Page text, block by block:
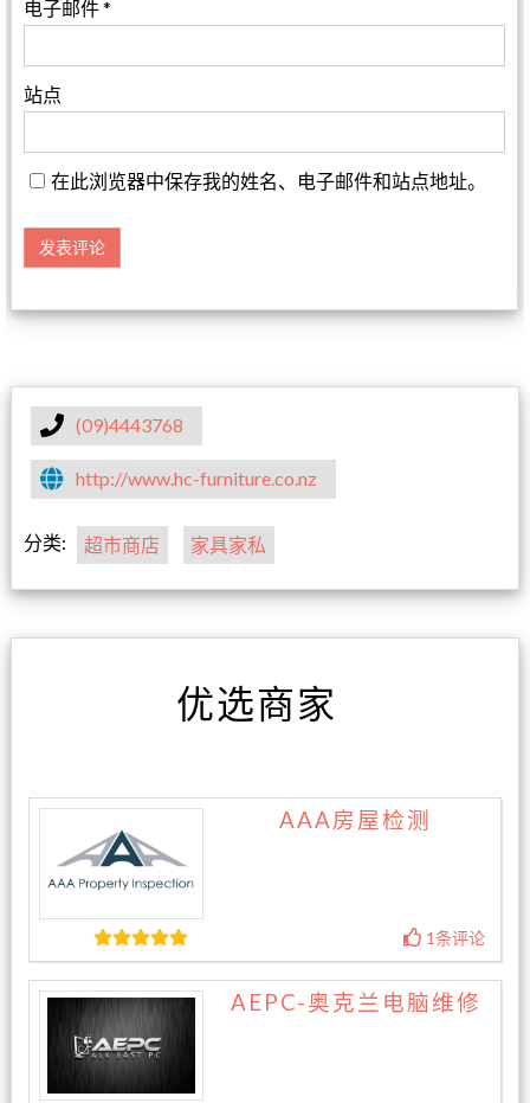
电子邮件*
站点
在此浏览器中保存我的姓名、电子邮件和站点地址。
(09)4443768
http://www.hc-furniture.co.nz
分类: 超市商店 家具家私
优选商家
AAA房屋检测
1条评论
AEPC-奥克兰电脑维修